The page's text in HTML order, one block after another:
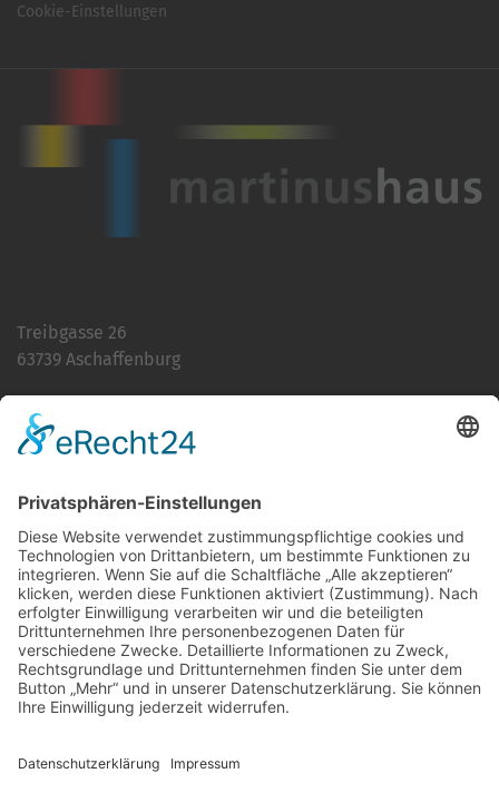
Cookie-Einstellungen
Treibgasse 26
63739 Aschaffenburg
E-Mailinfo@martinushaus.de
Mo?Fr8.30 ? 12.00 Uhr
Mo?Do13.00 ? 16.00 Uhr